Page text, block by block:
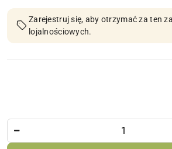
Zarejestruj się, aby otrzymać za ten
lojalnościowych.